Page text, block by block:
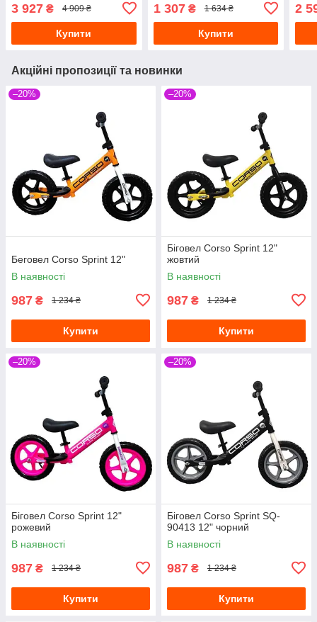
3 927 ₴ 4 909 ₴
Купити
1 307₴ 1 634 ₴
Купити
2
Акційні пропозиції та новинки
–20%
Беговел Corso Sprint 12"
В наявності
987 ₴ 1 234 ₴
Купити
–20%
Біговел Corso Sprint 12"
жовтий
В наявності
987 ₴ 1 234 ₴
Купити
–20%
Біговел Corso Sprint 12"
рожевий
В наявності
987 ₴ 1 234 ₴
Купити
–20%
Біговел Corso Sprint SQ-
90413 12" чорний
В наявності
987 ₴ 1 234 ₴
Купити